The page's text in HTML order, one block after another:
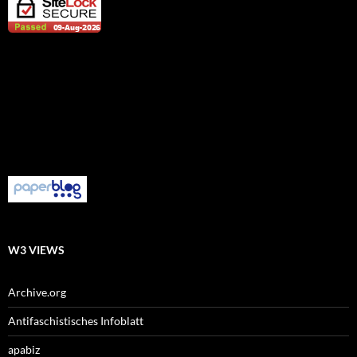
W3 VIEWS
Archive.org
Antifaschistisches Infoblatt
apabiz